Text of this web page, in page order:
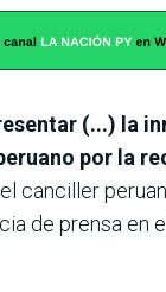
(...) la
por la
canciller
de prensa en